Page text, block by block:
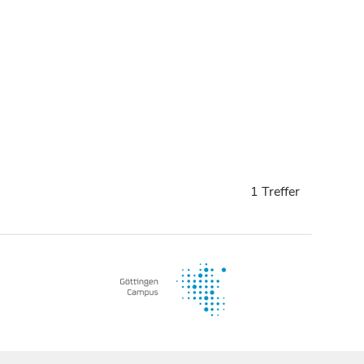
1 Treffer